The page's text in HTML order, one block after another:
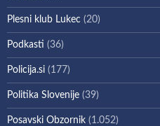
Plesni klub Lukec (20)
Podkasti (36)
Policija.si (177)
Politika Slovenije (39)
Posavski Obzornik (1.052)